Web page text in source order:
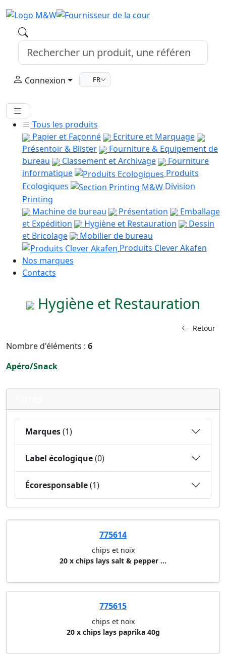
Connexion FR
Tous les produits
Papier et Façonné
Ecriture et Marquage
Présentoir & Blister
Fourniture & Equipement de
bureau
Classement et Archivage
Fourniture
informatique
Produits
Ecologiques
Division
Printing
Machine de bureau
Présentation
Emballage
et Expédition
Hygiène et Restauration
Dessin
et Bricolage
Mobilier de bureau
Produits Clever Akafen
Nos marques
Contacts
Hygiène et Restauration
Retour
Nombre d'éléments : 6
Apéro/Snack
Marques(1)
Label écologique(0)
Écoresponsable(1)
775614
chips et noix
20 x chips lays salt & pepper ...
775615
chips et noix
20 x chips lays paprika 40g